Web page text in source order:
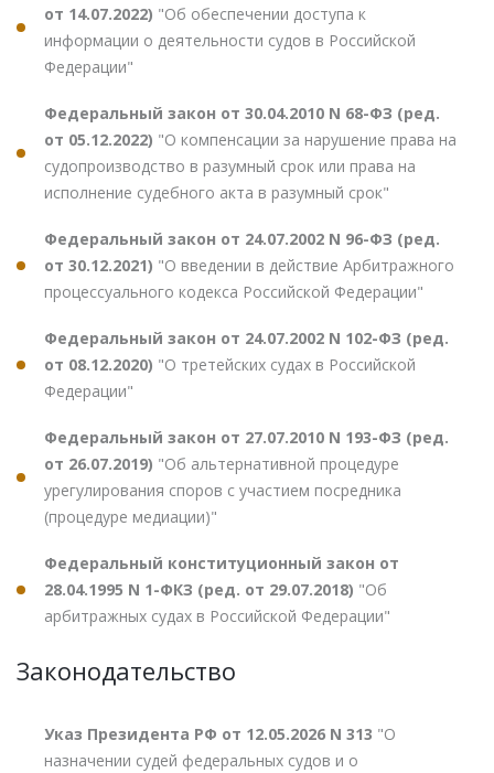
от 14.07.2022) "Об обеспечении доступа к
информации о деятельности судов в Российской
Федерации"
Федеральный закон от 30.04.2010 N 68-ФЗ (ред.
от 05.12.2022) "О компенсации за нарушение права на
судопроизводство в разумный срок или права на
исполнение судебного акта в разумный срок"
Федеральный закон от 24.07.2002 N 96-ФЗ (ред.
от 30.12.2021) "О введении в действие Арбитражного
процессуального кодекса Российской Федерации"
Федеральный закон от 24.07.2002 N 102-ФЗ (ред.
от 08.12.2020) "О третейских судах в Российской
Федерации"
Федеральный закон от 27.07.2010 N 193-ФЗ (ред.
от 26.07.2019) "Об альтернативной процедуре
урегулирования споров с участием посредника
(процедуре медиации)"
Федеральный конституционный закон от
28.04.1995 N 1-ФКЗ (ред. от 29.07.2018) "Об
арбитражных судах в Российской Федерации"
Законодательство
Указ Президента РФ от 12.05.2026 N 313 "О
назначении судей федеральных судов и о